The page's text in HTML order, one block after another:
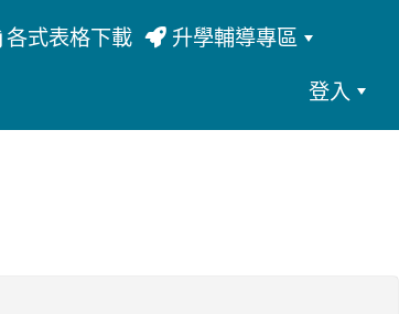
各式表格下載
升學輔導專區
登入